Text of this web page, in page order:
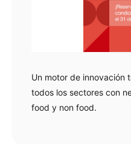
Un motor de innovación
todos los sectores con
food y non food.